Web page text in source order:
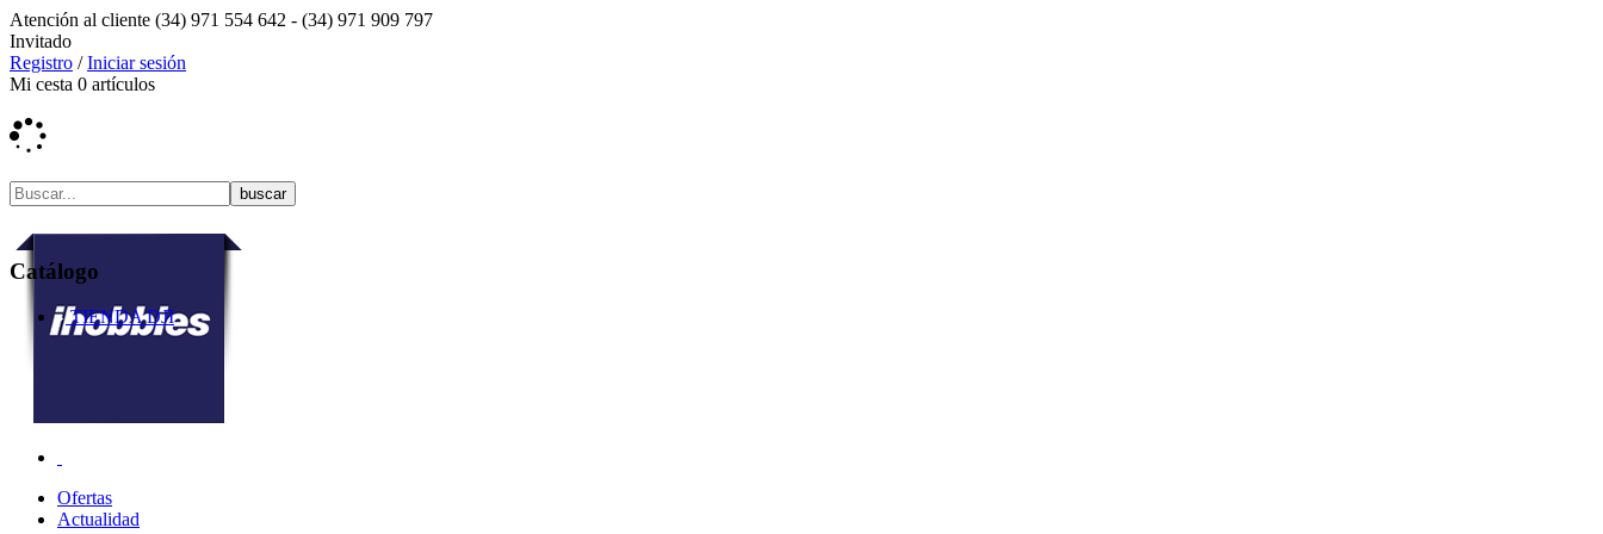
Atención al cliente (34) 971 554 642 - (34) 971 909 797
Invitado
Registro /Iniciar sesión
Mi cesta 0 artículos
Ofertas
Actualidad
Catálogo
TIENDA DJI